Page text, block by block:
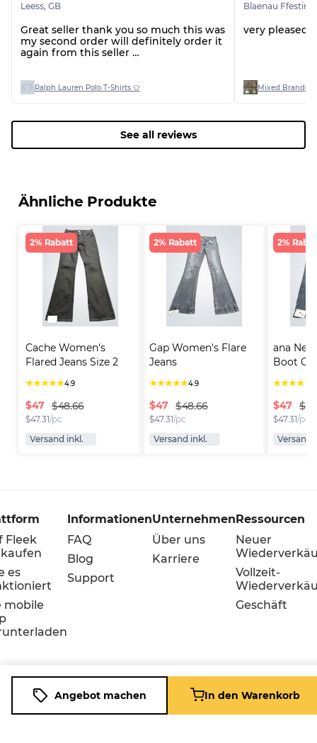
Angebot machen In den Warenkorb
Leess, GB
Great seller thank you so much this was
my second order will definitely order it
again from this seller
Ralph Lauren Polo T-Shirts 👕
Blaenau
very pleased
Mixed Branded
See all reviews
Ähnliche Produkte
2% Rabatt
Cache Women's
Flared Jeans Size 2
★★★★★4.9
$47 $48.66
$47.31/pc
Versand inkl.
2% Rabatt
Gap Women's Flare
Jeans
★★★★★4.9
$47 $48.66
$47.31/pc
Versand inkl.
2%
ana
Boot
★★★★★
$47
$47.31/pc
Versand
Fleek
es
mobile
Informationen
FAQ
Blog
Support
Unternehmen
Über uns
Karriere
Ressourcen
Neuer
Vollzeit-
Geschäft
Datenschutz Cookie-